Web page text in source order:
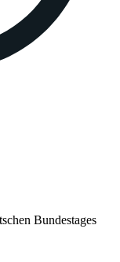
Bundestages